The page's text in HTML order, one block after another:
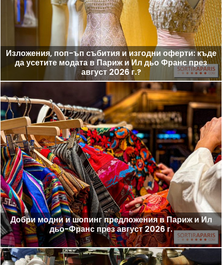
Изложения, поп-ъп събития и изгодни оферти: къде
да усетите модата в Париж и Ил дьо Франс през
август 2026 г.?
Добри модни и шопинг предложения в Париж и Ил
дьо-Франс през август 2026 г.